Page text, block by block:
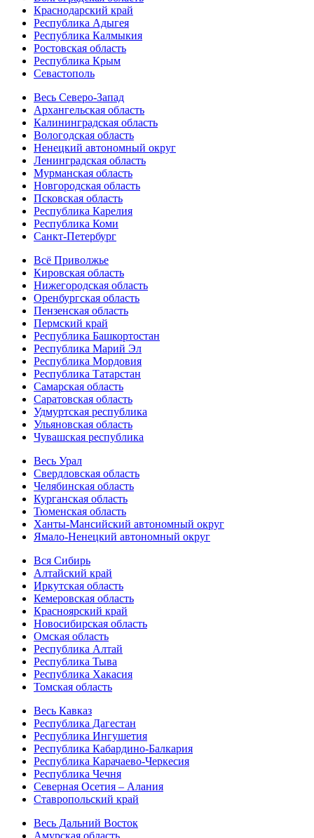
Краснодарский край
Республика Адыгея
Республика Калмыкия
Ростовская область
Республика Крым
Севастополь
Весь Северо-Запад
Архангельская область
Калининградская область
Вологодская область
Ненецкий автономный округ
Ленинградская область
Мурманская область
Новгородская область
Псковская область
Республика Карелия
Республика Коми
Санкт-Петербург
Всё Приволжье
Кировская область
Нижегородская область
Оренбургская область
Пензенская область
Пермский край
Республика Башкортостан
Республика Марий Эл
Республика Мордовия
Республика Татарстан
Самарская область
Саратовская область
Удмуртская республика
Ульяновская область
Чувашская республика
Весь Урал
Свердловская область
Челябинская область
Курганская область
Тюменская область
Ханты-Мансийский автономный округ
Ямало-Ненецкий автономный округ
Вся Сибирь
Алтайский край
Иркутская область
Кемеровская область
Красноярский край
Новосибирская область
Омская область
Республика Алтай
Республика Тыва
Республика Хакасия
Томская область
Весь Кавказ
Республика Дагестан
Республика Ингушетия
Республика Кабардино-Балкария
Республика Карачаево-Черкесия
Республика Чечня
Северная Осетия – Алания
Ставропольский край
Весь Дальний Восток
Амурская область